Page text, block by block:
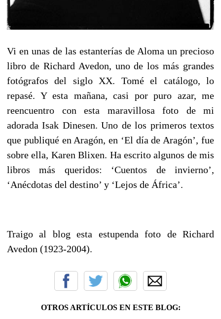
Vi en unas de las estanterías de Aloma un precioso
libro de Richard Avedon, uno de los más grandes
fotógrafos del siglo XX. Tomé el catálogo, lo
repasé. Y esta mañana, casi por puro azar, me
reencuentro con esta maravillosa foto de mi
adorada Isak Dinesen. Uno de los primeros textos
que publiqué en Aragón, en ‘El día de Aragón’, fue
sobre ella, Karen Blixen. Ha escrito algunos de mis
libros más queridos: ‘Cuentos de invierno’,
‘Anécdotas del destino’ y ‘Lejos de África’.
Traigo al blog esta estupenda foto de Richard
Avedon (1923-2004).
OTROS ARTÍCULOS EN ESTE BLOG: